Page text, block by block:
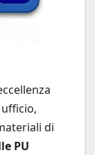
di
PU